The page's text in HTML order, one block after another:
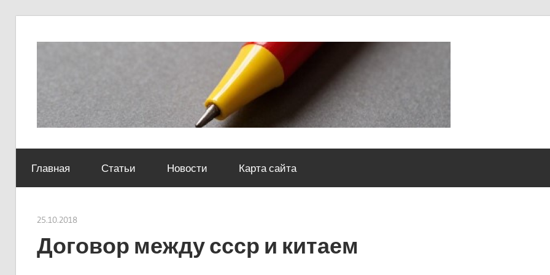
юридический
центр
Главная Статьи Новости Карта сайта
25.10.2018Евгений Георгиевич
Договор между ссср и китаем